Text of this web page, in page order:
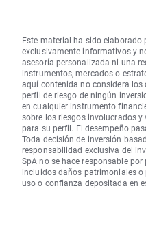
Este material ha sido elaborado
exclusivamente informativos y
asesoría personalizada ni una
instrumentos, mercados o
aquí contenida no considera
perfil de riesgo de ningún
en cualquier instrumento
sobre los riesgos involucrados
para su perfil. El desempeño
Toda decisión de inversión
responsabilidad exclusiva del
SpA no se hace responsable
incluidos daños patrimoniales o
uso o confianza depositada en